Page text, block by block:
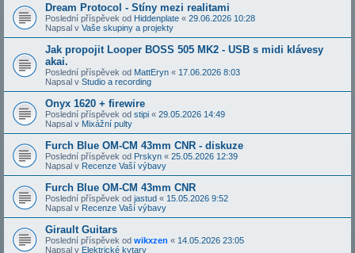
Dream Protocol - Stíny mezi realitami
Poslední příspěvek od Hiddenplate « 29.06.2026 10:28
Napsal v Vaše skupiny a projekty
Jak propojit Looper BOSS 505 MK2 - USB s midi klávesy
akai.
Poslední příspěvek od MattEryn « 17.06.2026 8:03
Napsal v Studio a recording
Onyx 1620 + firewire
Poslední příspěvek od stipi « 29.05.2026 14:49
Napsal v Mixážní pulty
Furch Blue OM-CM 43mm CNR - diskuze
Poslední příspěvek od Prskyn « 25.05.2026 12:39
Napsal v Recenze Vaší výbavy
Furch Blue OM-CM 43mm CNR
Poslední příspěvek od jastud « 15.05.2026 9:52
Napsal v Recenze Vaší výbavy
Girault Guitars
Poslední příspěvek od wikxzen « 14.05.2026 23:05
Napsal v Elektrické kytary